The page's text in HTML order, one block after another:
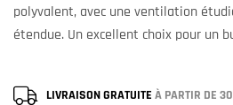
polyvalent, avec une ventilation
étendue. Un excellent choix pour un
LIVRAISON GRATUITE À PARTIR DE